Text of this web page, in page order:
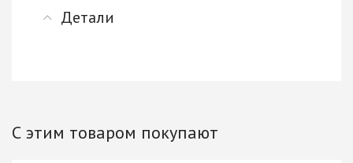
Детали
С этим товаром покупают